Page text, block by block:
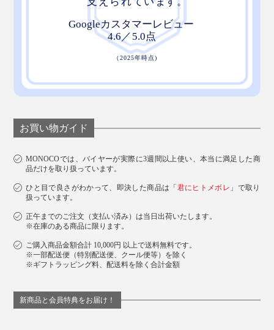
お買い物ガイド
MONOCOでは、バイヤーが実際に3週間以上使い、本当に満足した商
品だけを取り扱っています。
ひと目で良さがわかって、即決した商品は「 君にヒトメボレ 」で取り
扱っています。
正午までのご注文（支払い済み）は当日出荷いたします。
※在庫のある商品に限ります。
ご購入商品金額合計 10,000円 以上で送料無料です。
※一部配送便（特別配送便、クール便等）を除く
※ギフトラッピング料、配送料を除く合計金額
新商品と会員特典をお届け！